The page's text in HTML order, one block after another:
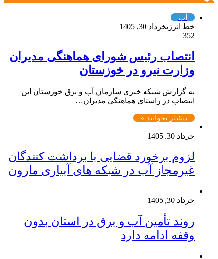
آب
خط انرژیخرداد 30, 1405
352
انتصاب رئیس شورای هماهنگی مدیران
وزارت نیرو در خوزستان
به گزارش شبکه خبری سازمان آب و برق خوزستان این
انتصاب در راستای هماهنگی مدیران…
بیشتر بخوانید »
خرداد 30, 1405
لزوم برخورد قضایی با برداشت کنندگان
غیرمجاز آب در شبکه های آبیاری مارون
خرداد 30, 1405
روند تأمین آب و برق در استان بدون
وقفه ادامه دارد